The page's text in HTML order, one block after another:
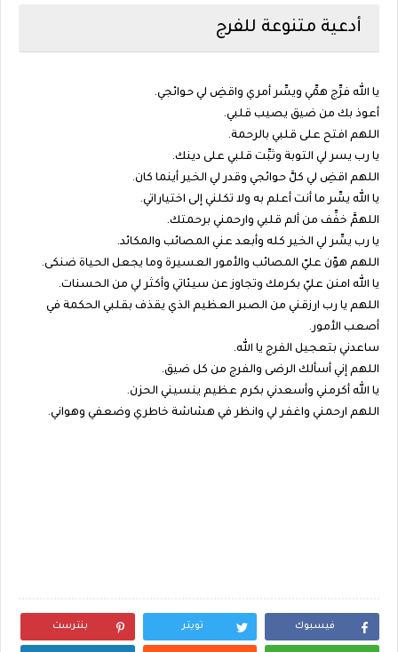
أدعية متنوعة للفرج
يا الله فرِّج همِّي ويسِّر أمري واقضِ لي حوائجي.
أعوذ بك من ضيق يصيب قلبي.
اللهم افتح على قلبي بالرحمة.
يا رب يسر لي التوبة وثبِّت قلبي على دينك.
اللهم اقضِ لي كلَّ حوائجي وقدر لي الخير أينما كان.
يا الله يسِّر ما أنت أعلم به ولا تكلني إلى اختياراتي.
اللهمَّ خفِّف من ألم قلبي وارحمني برحمتك.
يا رب يسِّر لي الخير كله وأبعد عني المصائب والمكائد.
اللهم هوّن عليّ المصائب والأمور العسيرة وما يجعل الحياة ضنكى.
يا الله امنن عليّ بكرمك وتجاوز عن سيئاتي وأكثر لي من الحسنات.
اللهم يا رب ارزقني من الصبر العظيم الذي يقذف بقلبي الحكمة في
أصعب الأمور.
ساعدني بتعجيل الفرج يا الله.
اللهم إني أسألك الرضى والفرج من كل ضيق.
يا الله أكرمني وأسعدني بكرم عظيم ينسيني الحزن.
اللهم ارحمني واغفر لي وانظر في هشاشة خاطري وضعفي وهواني.
فيسبوك تويتر بنترست